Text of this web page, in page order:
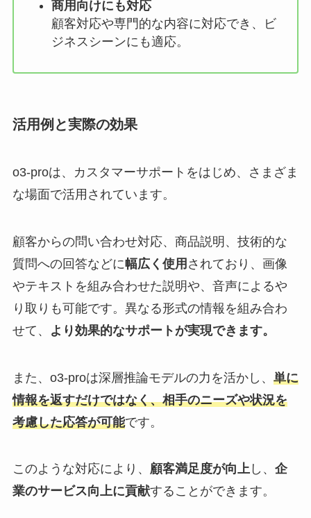
商用向けにも対応
顧客対応や専門的な内容に対応でき、ビ
ジネスシーンにも適応。
活用例と実際の効果
o3-proは、カスタマーサポートをはじめ、さまざま
な場面で活用されています。
顧客からの問い合わせ対応、商品説明、技術的な
質問への回答などに幅広く使用 されており、画像
やテキストを組み合わせた説明や、音声によるや
り取りも可能です。異なる形式の情報を組み合わ
せて、
より効果的なサポートが実現できます。
また、o3-proは深層推論モデルの力を活かし、 単に
情報を返すだけではなく、相手のニーズや状況を
考慮した応答が可能です。
このような対応により、 顧客満足度が向上し、 企
業のサービス向上に貢献することができます。